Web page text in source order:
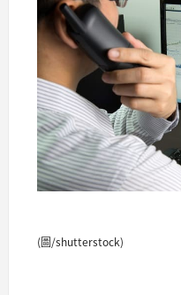
(圖/shutterstock)